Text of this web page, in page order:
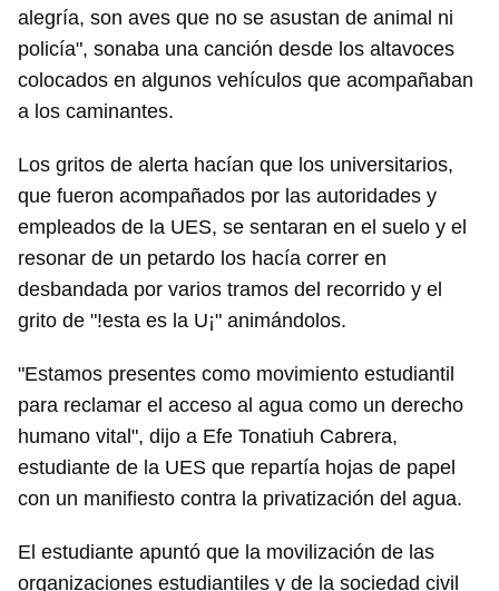
alegría, son aves que no se asustan de animal ni
policía", sonaba una canción desde los altavoces
colocados en algunos vehículos que acompañaban
a los caminantes.
Los gritos de alerta hacían que los universitarios,
que fueron acompañados por las autoridades y
empleados de la UES, se sentaran en el suelo y el
resonar de un petardo los hacía correr en
desbandada por varios tramos del recorrido y el
grito de "!esta es la U¡" animándolos.
"Estamos presentes como movimiento estudiantil
para reclamar el acceso al agua como un derecho
humano vital", dijo a Efe Tonatiuh Cabrera,
estudiante de la UES que repartía hojas de papel
con un manifiesto contra la privatización del agua.
El estudiante apuntó que la movilización de las
organizaciones estudiantiles y de la sociedad civil